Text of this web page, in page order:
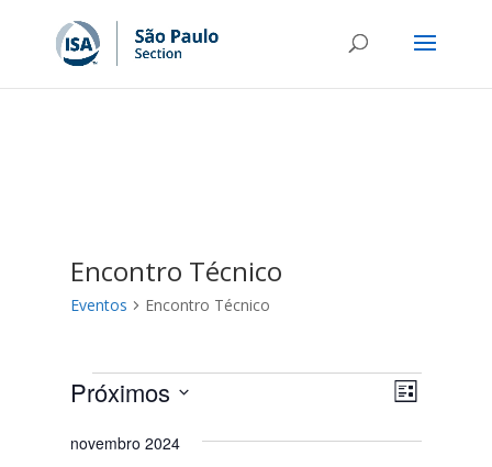
Encontro Técnico
Eventos Encontro Técnico
Eventos
visuais
do
visual
Lista
Próximos
a
novembro 2024